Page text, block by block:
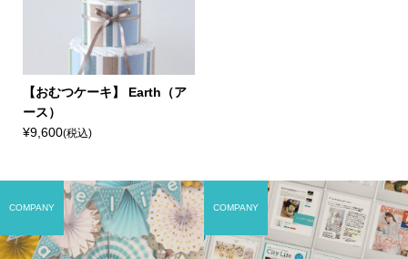
【おむつケーキ】 Earth（ア
ース）
¥9,600(税込)
COMPANY COMPANY